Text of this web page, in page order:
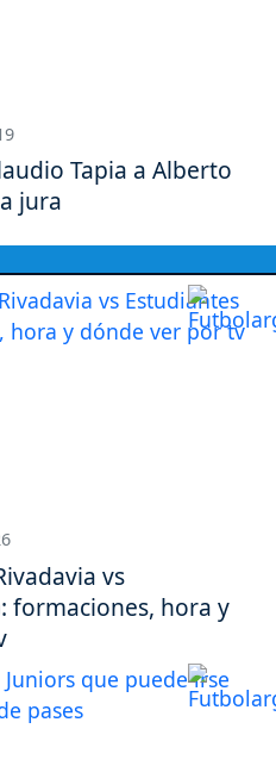
Tapia a Alberto
jura
vs
formaciones, hora y